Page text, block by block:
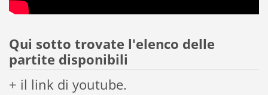
Qui sotto trovate l'elenco delle
partite disponibili
+ il link di youtube.